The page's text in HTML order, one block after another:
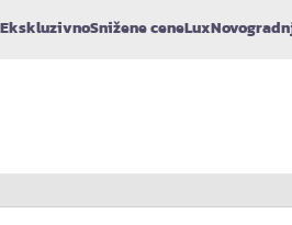
EkskluzivnoSnižene ceneLux